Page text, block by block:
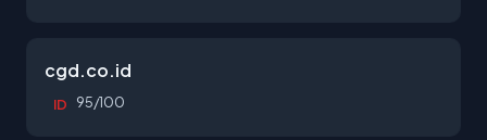
cgd.co.id
ID 95/100